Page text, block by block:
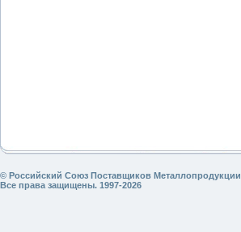
© Российский Союз Поставщиков Металлопродукции
Все права защищены. 1997-2026